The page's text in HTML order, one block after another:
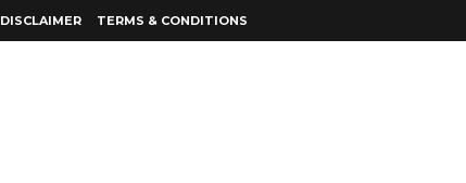
DISCLAIMER TERMS & CONDITIONS